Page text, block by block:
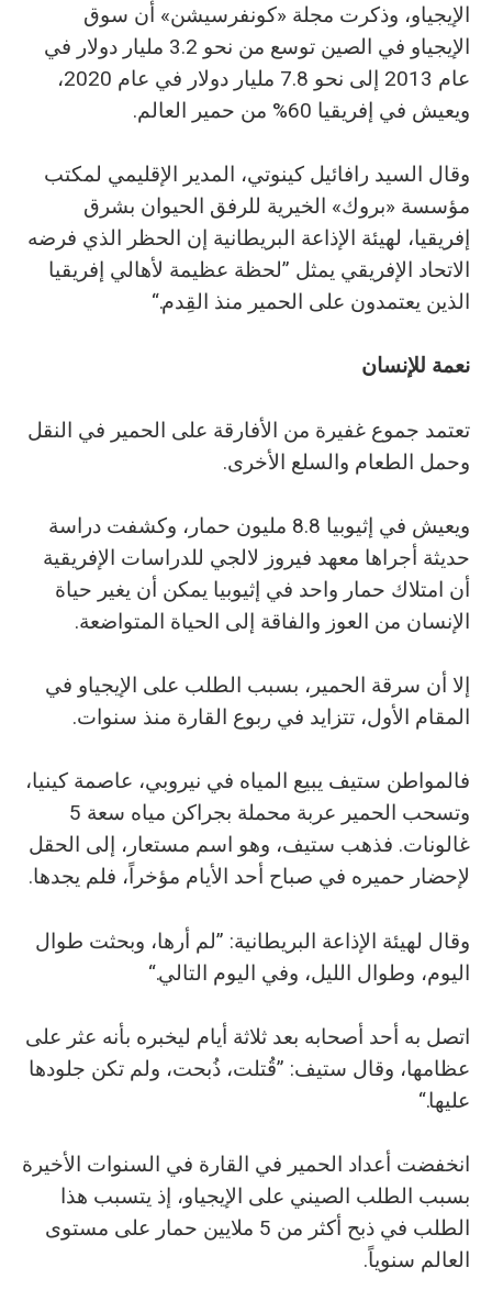
الإيجياو، وذكرت مجلة «كونفرسيشن» أن سوق
الإيجياو في الصين توسع من نحو 3.2 مليار دولار في
عام 2013 إلى نحو 7.8 مليار دولار في عام 2020،
ويعيش في إفريقيا 60% من حمير العالم.
وقال السيد رافائيل كينوتي، المدير الإقليمي لمكتب
مؤسسة «بروك» الخيرية للرفق الحيوان بشرق
إفريقيا، لهيئة الإذاعة البريطانية إن الحظر الذي فرضه
الاتحاد الإفريقي يمثل ”لحظة عظيمة لأهالي إفريقيا
الذين يعتمدون على الحمير منذ القِدم.“
نعمة للإنسان
تعتمد جموع غفيرة من الأفارقة على الحمير في النقل
وحمل الطعام والسلع الأخرى.
ويعيش في إثيوبيا 8.8 مليون حمار، وكشفت دراسة
حديثة أجراها معهد فيروز لالجي للدراسات الإفريقية
أن امتلاك حمار واحد في إثيوبيا يمكن أن يغير حياة
الإنسان من العوز والفاقة إلى الحياة المتواضعة.
إلا أن سرقة الحمير، بسبب الطلب على الإيجياو في
المقام الأول، تتزايد في ربوع القارة منذ سنوات.
فالمواطن ستيف يبيع المياه في نيروبي، عاصمة كينيا،
وتسحب الحمير عربة محملة بجراكن مياه سعة 5
غالونات. فذهب ستيف، وهو اسم مستعار، إلى الحقل
لإحضار حميره في صباح أحد الأيام مؤخراً، فلم يجدها.
وقال لهيئة الإذاعة البريطانية: ”لم أرها، وبحثت طوال
اليوم، وطوال الليل، وفي اليوم التالي.“
اتصل به أحد أصحابه بعد ثلاثة أيام ليخبره بأنه عثر على
عظامها، وقال ستيف: ”قُتلت، ذُبحت، ولم تكن جلودها
عليها.“
انخفضت أعداد الحمير في القارة في السنوات الأخيرة
بسبب الطلب الصيني على الإيجياو، إذ يتسبب هذا
الطلب في ذبح أكثر من 5 ملايين حمار على مستوى
العالم سنوياً.